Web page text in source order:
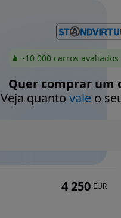
~10 000 carros
Quer comprar um
Veja quanto valeo
4 250 EUR